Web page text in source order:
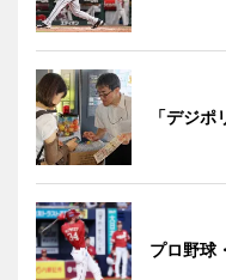
「デジ
プロ野球